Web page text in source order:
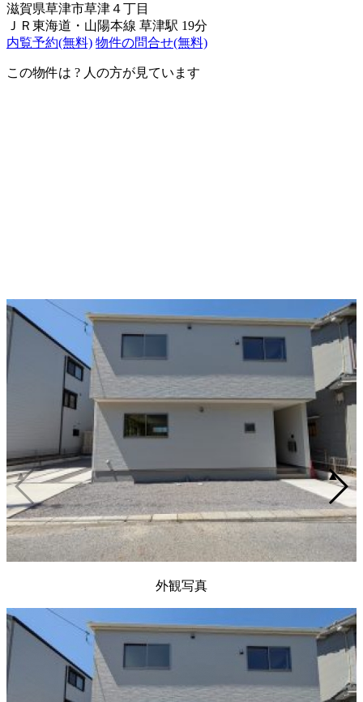
滋賀県草津市草津４丁目
ＪＲ東海道・山陽本線 草津駅 19分
内覧予約(無料) 物件の問合せ(無料)
この物件は ? 人の方が見ています
外観写真
▲ ▲